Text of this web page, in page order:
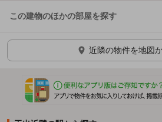
この建物のほかの部屋を探す
ほかの部屋を検索中…
近隣の物件を地図